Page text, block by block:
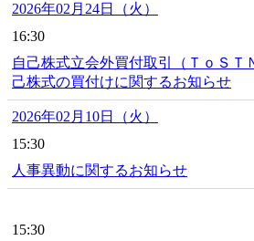
2026年02月24日（火）
16:30
自己株式立会外買付取引（ＴｏＳＴ
己株式の買付けに関するお知らせ
2026年02月10日（火）
15:30
人事異動に関するお知らせ
15:30